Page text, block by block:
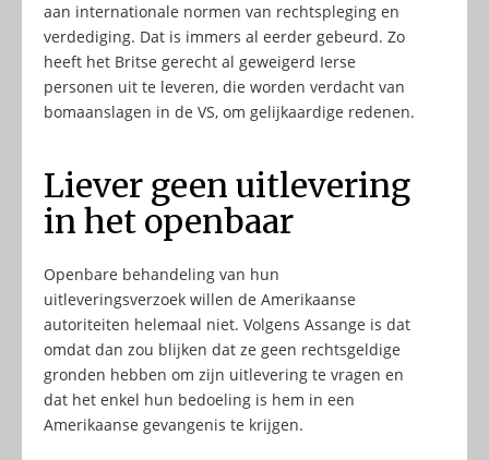
aan internationale normen van rechtspleging en
verdediging. Dat is immers al eerder gebeurd. Zo
heeft het Britse gerecht al geweigerd Ierse
personen uit te leveren, die worden verdacht van
bomaanslagen in de VS, om gelijkaardige redenen.
Liever geen uitlevering
in het openbaar
Openbare behandeling van hun
uitleveringsverzoek willen de Amerikaanse
autoriteiten helemaal niet. Volgens Assange is dat
omdat dan zou blijken dat ze geen rechtsgeldige
gronden hebben om zijn uitlevering te vragen en
dat het enkel hun bedoeling is hem in een
Amerikaanse gevangenis te krijgen.